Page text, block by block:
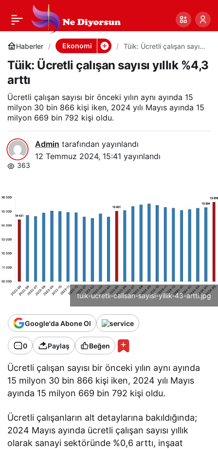
Haberler Ekonomi
Tüik: Ücretli çalışan sayısı
Tüik: Ücretli çalışan sayısı yıllık %4,3
arttı
Ücretli çalışan sayısı bir önceki yılın aynı ayında 15
milyon 30 bin 866 kişi iken, 2024 yılı Mayıs ayında 15
milyon 669 bin 792 kişi oldu.
Admin tarafından yayınlandı
12 Temmuz 2024, 15:41 yayınlandı
363
tuik-ucretli-calisan-sayisi-yillik-43-artti.jpg
Google'da Abone Ol
0 Paylaş Beğen
Ücretli çalışan sayısı bir önceki yılın aynı ayında
15 milyon 30 bin 866 kişi iken, 2024 yılı Mayıs
ayında 15 milyon 669 bin 792 kişi oldu.
Ücretli çalışanların alt detaylarına bakıldığında;
2024 Mayıs ayında ücretli çalışan sayısı yıllık
olarak sanayi sektöründe %0,6 arttı, inşaat
Tüik: Ücretli çalışan
sayısı yıllık %4,3 arttı
Paylaş